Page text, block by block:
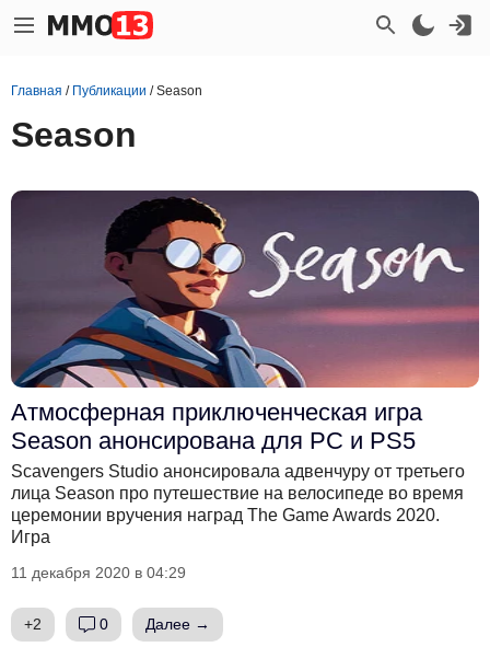
Главная / Публикации /Season
Season
Атмосферная приключенческая игра
Season анонсирована для PC и PS5
Scavengers Studio анонсировала адвенчуру от третьего
лица Season про путешествие на велосипеде во время
церемонии вручения наград The Game Awards 2020.
Игра
11 декабря 2020 в 04:29
+2 0 Далее →